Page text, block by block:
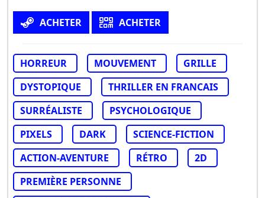
ACHETER ACHETER
HORREUR MOUVEMENT
GRILLE
DYSTOPIQUE
THRILLER EN FRANCAIS
SURRÉALISTE
PSYCHOLOGIQUE
PIXELS
DARK
SCIENCE-FICTION
ACTION-AVENTURE
RÉTRO
2D
PREMIÈRE PERSONNE